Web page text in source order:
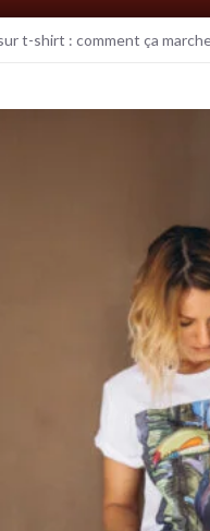
t-shirt : comment ça